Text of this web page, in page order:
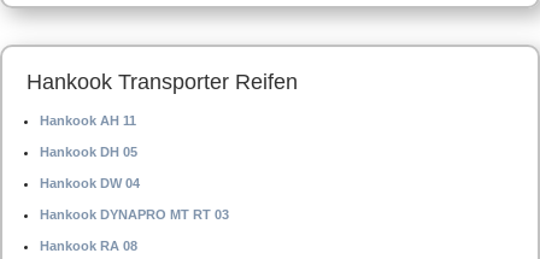
Hankook Transporter Reifen
Hankook AH 11
Hankook DH 05
Hankook DW 04
Hankook DYNAPRO MT RT 03
Hankook RA 08